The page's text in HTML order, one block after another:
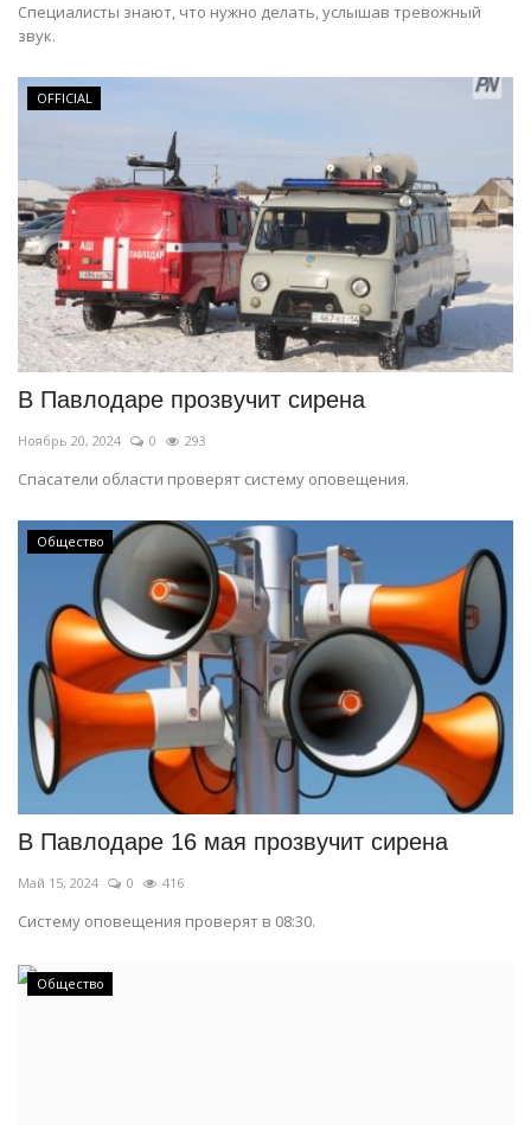
Специалисты знают, что нужно делать, услышав тревожный
звук.
OFFICIAL
В Павлодаре прозвучит сирена
Ноябрь 20, 2024 0 293
Спасатели области проверят систему оповещения.
Общество
В Павлодаре 16 мая прозвучит сирена
Май 15, 2024 0 416
Систему оповещения проверят в 08:30.
Общество